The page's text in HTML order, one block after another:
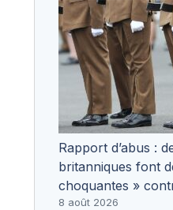
Rapport d’abus :
britanniques font
choquantes »
8 août 2026